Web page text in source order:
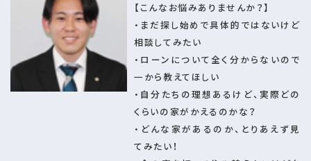
市ガス/公営水道/公共下水/電気有/バス・トイ
レ別/トイレ２ヶ所/床下収納/ウォークインシュ
ーズクロゼット/収納豊富
備考
※カースペース２台分(※車種による)
※図面と現況が異なる場合は現況優先
第HPA26-03533-1号
【こんなお悩みありませんか？】
・まだ探し始めで具体的ではないけど
相談してみたい
・ローンについて全く分からないので
一から教えてほしい
・自分たちの理想あるけど、実際どの
くらいの家がかえるのかな？
・どんな家があるのか、とりあえず見
てみたい！